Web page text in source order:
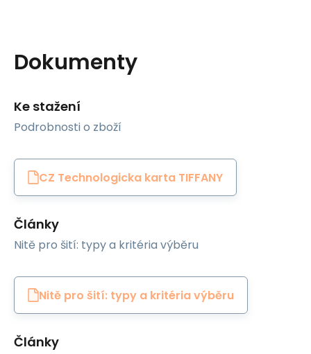
Dokumenty
Ke stažení
Podrobnosti o zboží
CZ Technologicka karta TIFFANY
Články
Nitě pro šití: typy a kritéria výběru
Nitě pro šití: typy a kritéria výběru
Články